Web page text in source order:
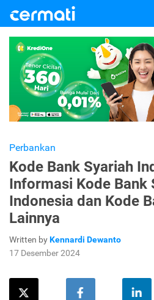
Perbankan
Kode Bank Syariah
Informasi Kode Bank
Indonesia dan Kode
Lainnya
Written byKennardi Dewanto
17 Desember 2024